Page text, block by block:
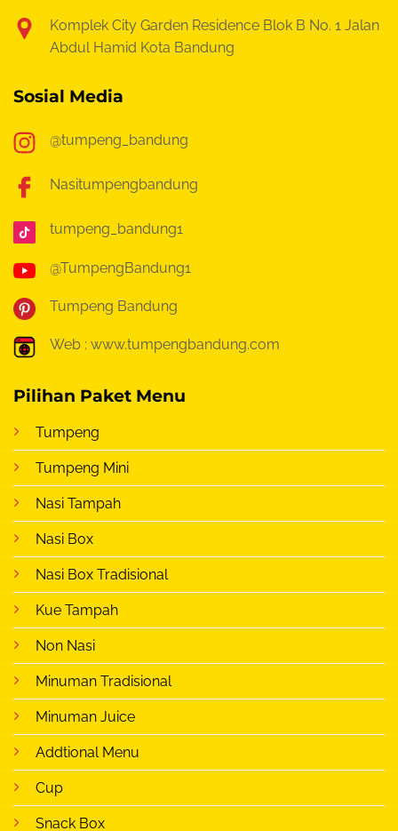
Komplek City Garden Residence Blok B No. 1 Jalan
Abdul Hamid Kota Bandung
Sosial Media
@tumpeng_bandung
Nasitumpengbandung
tumpeng_bandung1
@TumpengBandung1
Tumpeng Bandung
Web : www.tumpengbandung.com
Pilihan Paket Menu
Tumpeng
Tumpeng Mini
Nasi Tampah
Nasi Box
Nasi Box Tradisional
Kue Tampah
Non Nasi
Minuman Tradisional
Minuman Juice
Addtional Menu
Cup
Snack Box